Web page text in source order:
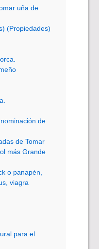
uña de
(Propiedades)
de
de Tomar
más Grande
o panapén,
viagra
para el